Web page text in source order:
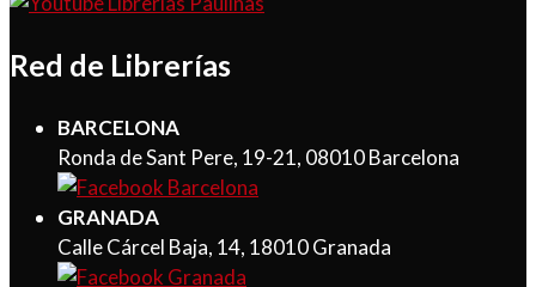
Red de Librerías
BARCELONA
Ronda de Sant Pere, 19-21, 08010 Barcelona
GRANADA
Calle Cárcel Baja, 14, 18010 Granada